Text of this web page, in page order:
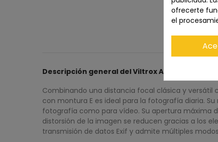
Descripción general del Viltrox AF 50 mm f/2
Combinando una distancia focal clásica y versátil
con montura E es ideal para la fotografía diaria.
fotografía como para vídeo. Su apertura máxima
distorsión de la imagen se reducen gracias a los
transmisión de datos Exif y admite múltiples
ofrecerte
el